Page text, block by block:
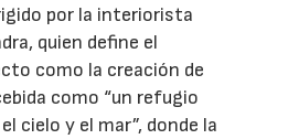
por la interiorista
quien define el
como la creación de
como “un refugio
cielo y el mar”, donde la